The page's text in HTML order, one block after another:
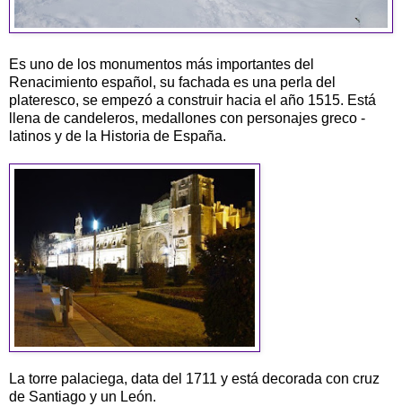
Es uno de los monumentos más importantes del
Renacimiento español, su fachada es una perla del
plateresco, se empezó a construir hacia el año 1515. Está
llena de candeleros, medallones con personajes greco -
latinos y de la Historia de España.
La torre palaciega, data del 1711 y está decorada con cruz
de Santiago y un León.